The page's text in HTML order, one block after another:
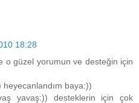
18:28
o güzel yorumun ve desteğin için
baya:))
yavaş:)) desteklerin için çok